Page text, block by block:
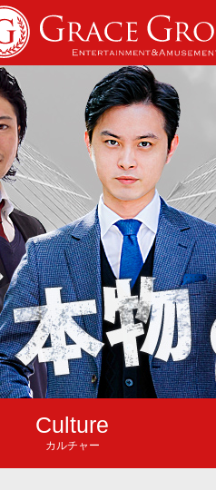
Culture
カルチャー